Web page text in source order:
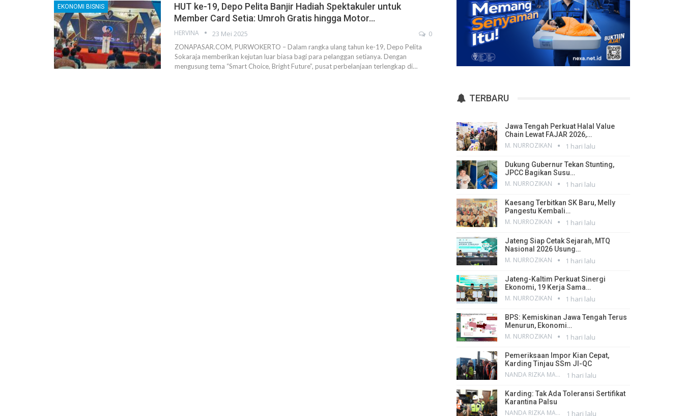
EKONOMI BISNIS
HUT ke-19, Depo Pelita Banjir Hadiah Spektakuler untuk
Member Card Setia: Umroh Gratis hingga Motor…
HERVINA 23 Mei 2025 0
ZONAPASAR.COM, PURWOKERTO – Dalam rangka ulang tahun ke-19, Depo Pelita
Sokaraja memberikan kejutan luar biasa bagi para pelanggan setianya. Dengan
mengusung tema “Smart Choice, Bright Future”, pusat perbelanjaan terlengkap di…
TERBARU
Jawa Tengah Perkuat Halal Value
Chain Lewat FAJAR 2026,…
M. NURROZIKAN 1 hari lalu
Dukung Gubernur Tekan Stunting,
JPCC Bagikan Susu…
M. NURROZIKAN 1 hari lalu
Kaesang Terbitkan SK Baru, Melly
Pangestu Kembali…
M. NURROZIKAN 1 hari lalu
Jateng Siap Cetak Sejarah, MTQ
Nasional 2026 Usung…
M. NURROZIKAN 1 hari lalu
Jateng-Kaltim Perkuat Sinergi
Ekonomi, 19 Kerja Sama…
M. NURROZIKAN 1 hari lalu
BPS: Kemiskinan Jawa Tengah Terus
Menurun, Ekonomi…
M. NURROZIKAN 1 hari lalu
Pemeriksaan Impor Kian Cepat,
Karding Tinjau SSm JI-QC
NANDA RIZKA MAHENDRA 1 hari lalu
Karding: Tak Ada Toleransi Sertifikat
Karantina Palsu
NANDA RIZKA MAHENDRA 1 hari lalu